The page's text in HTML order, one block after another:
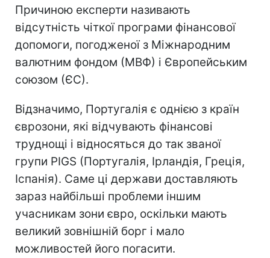
Причиною експерти називають
відсутність чіткої програми фінансової
допомоги, погодженої з Міжнародним
валютним фондом (МВФ) і Європейським
союзом (ЄС).
Відзначимо, Португалія є однією з країн
єврозони, які відчувають фінансові
труднощі і відносяться до так званої
групи PIGS (Португалія, Ірландія, Греція,
Іспанія). Саме ці держави доставляють
зараз найбільші проблеми іншим
учасникам зони євро, оскільки мають
великий зовнішній борг і мало
можливостей його погасити.